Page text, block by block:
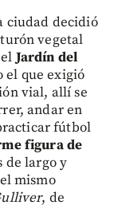
ciudad decidió
vegetal
elJardín del
el que exigió
vial, allí se
andar en
fútbol
figura de
de largo y
mismo
, de